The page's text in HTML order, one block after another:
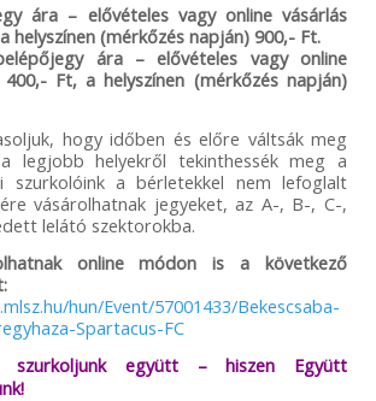
ára – elővételes vagy online vásárlás
helyszínen (mérkőzés napján) 900,- Ft.
ára – elővételes vagy online
Ft, a helyszínen (mérkőzés napján)
hogy időben és előre váltsák meg
legjobb helyekről tekinthessék meg a
szurkolóink a bérletekkel nem lefoglalt
vásárolhatnak jegyeket, az A-, B-, C-,
lelátó szektorokba.
online módon is a következő
hun/Event/57001433/Bekescsaba-
Spartacus-FC
szurkoljunk együtt – hiszen Együtt